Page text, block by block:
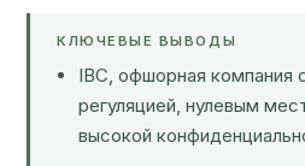
КЛЮЧЕВЫЕ ВЫВОДЫ
IBC, офшорная компания
регуляцией, нулевым
высокой